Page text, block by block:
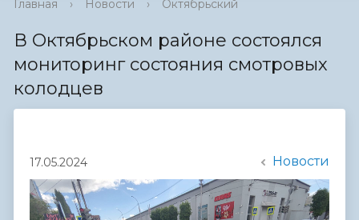
Главная › Новости › Октябрьский
В Октябрьском районе состоялся
мониторинг состояния смотровых
колодцев
17.05.2024 Новости